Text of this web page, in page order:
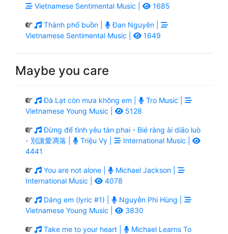
Vietnamese Sentimental Music |
1685
Thành phố buồn |
Đan Nguyên |
Vietnamese Sentimental Music |
1649
Maybe you care
Đà Lạt còn mưa không em |
Tro Music |
Vietnamese Young Music |
5128
Đừng để tình yêu tàn phai - Bié ràng ài diāo luò
- 別讓愛凋落 |
Triệu Vy |
International Music |
4441
You are not alone |
Michael Jackson |
International Music |
4078
Dáng em (lyric #1) |
Nguyễn Phi Hùng |
Vietnamese Young Music |
3830
Take me to your heart |
Michael Learns To